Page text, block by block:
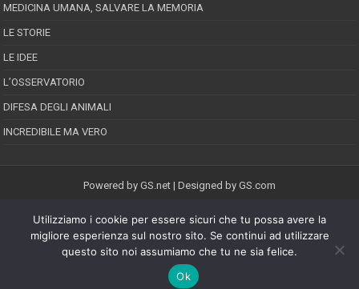
MEDICINA UMANA, SALVARE LA MEMORIA
LE STORIE
LE IDEE
L’OSSERVATORIO
DIFESA DEGLI ANIMALI
INCREDIBILE MA VERO
Powered by GS.net | Designed by GS.com
EPINEION EDITRICE S.R.L.P.Iva 02008710689
Registrazione Tribunale di Pescara reg. speciale della stampa n.08/2012
Direttore responsabile: Maurizio Piccinino
Iscrizione al ROC n.22607
Riproduzione riservata © Copyright 2026, All Rights Reserved
Utilizziamo i cookie per essere sicuri che tu possa avere la
migliore esperienza sul nostro sito. Se continui ad utilizzare
questo sito noi assumiamo che tu ne sia felice.
Ok